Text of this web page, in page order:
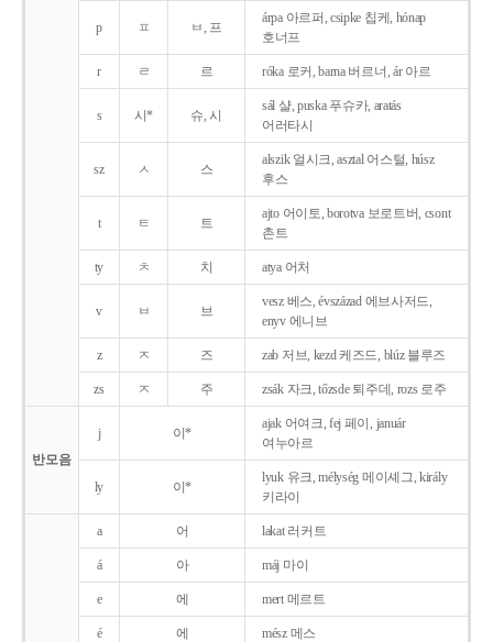
p ㅍ ㅂ, 프
árpa 아르퍼, csipke 칩케, hónap
호너프
r ㄹ 르 róka 로커, barna 버르너, ár 아르
s 시* 슈, 시
sál 샬, puska 푸슈카, aratás
어러타시
sz ㅅ 스
alszik 얼시크, asztal 어스털, húsz
후스
t ㅌ 트
ajto 어이토, borotva 보로트버, csont
촌트
ty ㅊ 치 atya 어처
v ㅂ 브
vesz 베스, évszázad 에브사저드,
enyv 에니브
z ㅈ 즈 zab 저브, kezd 케즈드, blúz 블루즈
zs ㅈ 주 zsák 자크, tőzsde 퇴주데, rozs 로주
반모음
j 이*
ajak 어여크, fej 페이, január
여누아르
ly 이*
lyuk 유크, mélység 메이셰그, király
키라이
a 어 lakat 러커트
á 아 máj 마이
e 에 mert 메르트
é 에 mész 메스